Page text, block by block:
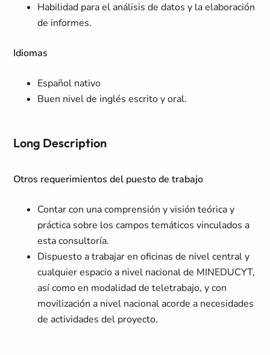
Habilidad para el análisis de datos y la elaboración
de informes.
Idiomas
Español nativo
Buen nivel de inglés escrito y oral.
Long Description
Otros requerimientos del puesto de trabajo
Contar con una comprensión y visión teórica y
práctica sobre los campos temáticos vinculados a
esta consultoría.
Dispuesto a trabajar en oficinas de nivel central y
cualquier espacio a nivel nacional de MINEDUCYT,
así como en modalidad de teletrabajo, y con
movilización a nivel nacional acorde a necesidades
de actividades del proyecto.